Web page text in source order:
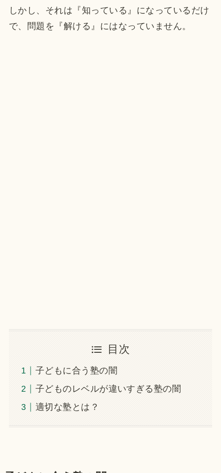
しかし、それは『知っている』になっているだけ
で、問題を『解ける』にはなっていません。
目次
子どもに合う塾の闇
子どものレベルが違いすぎる塾の闇
適切な塾とは？